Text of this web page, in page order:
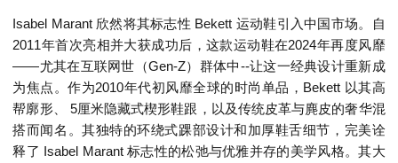
Isabel Marant 欣然将其标志性 Bekett 运动鞋引入中国市场。自
2011年首次亮相并大获成功后，这款运动鞋在2024年再度风靡
——尤其在互联网世（Gen-Z）群体中--让这一经典设计重新成
为焦点。作为2010年代初风靡全球的时尚单品，Bekett 以其高
帮廓形、 5厘米隐藏式楔形鞋跟，以及传统皮革与麂皮的奢华混
搭而闻名。其独特的环绕式踝部设计和加厚鞋舌细节，完美诠
释了 Isabel Marant 标志性的松弛与优雅并存的美学风格。其大